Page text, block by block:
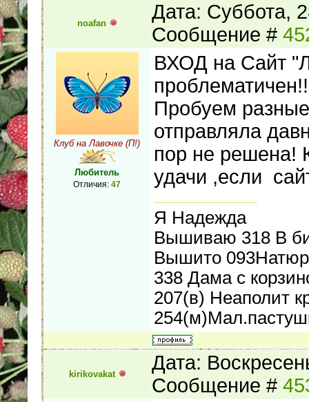
noafan
Дата: Суббота,
Сообщение #
Клуб на Лавочке (П!)
Любитель
Отличия: 47
ВХОД на Сайт
Пробуем
отправляла
пор не решена!
удачи ,если
Я Надежда
Вышиваю 318 В
Вышито
338 Дама с
207(в) Неаполит
kirikovakat
Дата:
Сообщение #